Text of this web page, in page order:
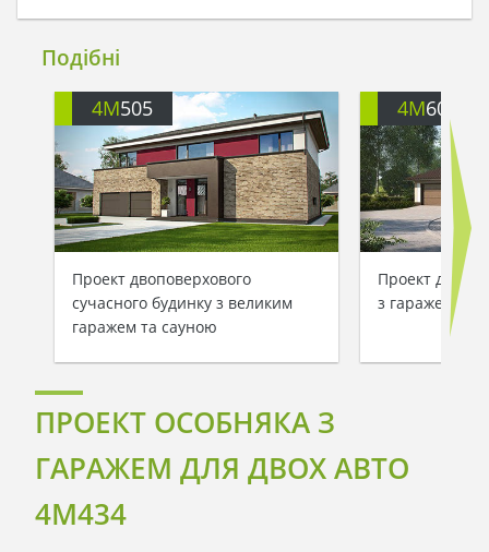
Подібні
4M505
Проект двоповерхового
сучасного будинку з великим
гаражем та сауною
4M608G
Проект
з гаражем на
ПРОЕКТ ОСОБНЯКА З
ГАРАЖЕМ ДЛЯ ДВОХ АВТО
4M434